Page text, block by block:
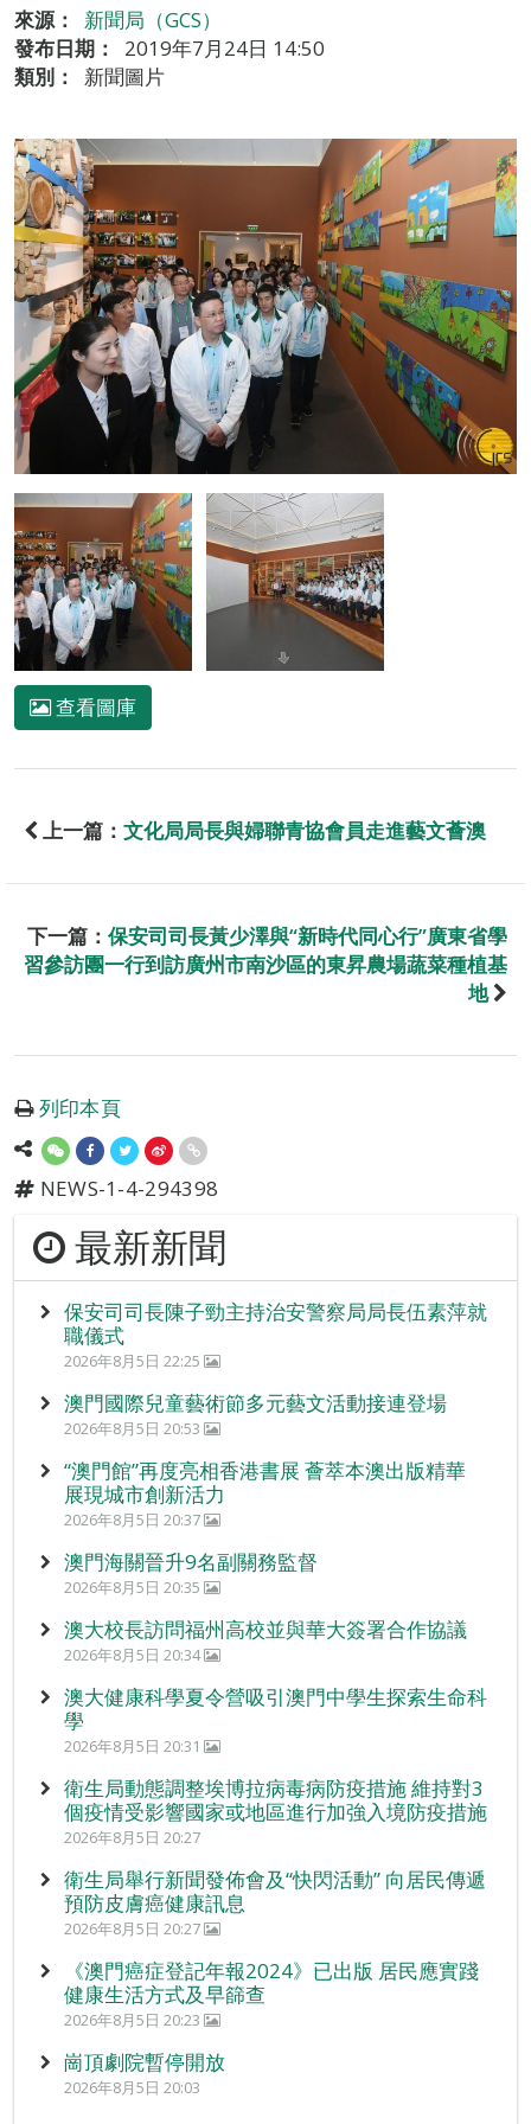
來源：
新聞局（GCS）
發布日期：
2019年7月24日 14:50
類別：
新聞圖片
查看圖庫
上一篇： 文化局局長與婦聯青協會員走進藝文薈澳
下一篇： 保安司司長黃少澤與“新時代同心行”廣東省學
習參訪團一行到訪廣州市南沙區的東昇農場蔬菜種植基
地
列印本頁
NEWS-1-4-294398
最新新聞
保安司司長陳子勁主持治安警察局局長伍素萍就
職儀式
2026年8月5日 22:25
澳門國際兒童藝術節多元藝文活動接連登場
2026年8月5日 20:53
“澳門館”再度亮相香港書展 薈萃本澳出版精華
展現城市創新活力
2026年8月5日 20:37
澳門海關晉升9名副關務監督
2026年8月5日 20:35
澳大校長訪問福州高校並與華大簽署合作協議
2026年8月5日 20:34
澳大健康科學夏令營吸引澳門中學生探索生命科
學
2026年8月5日 20:31
衛生局動態調整埃博拉病毒病防疫措施 維持對3
個疫情受影響國家或地區進行加強入境防疫措施
2026年8月5日 20:27
衛生局舉行新聞發佈會及“快閃活動” 向居民傳遞
預防皮膚癌健康訊息
2026年8月5日 20:27
《澳門癌症登記年報2024》已出版 居民應實踐
健康生活方式及早篩查
2026年8月5日 20:23
崗頂劇院暫停開放
2026年8月5日 20:03